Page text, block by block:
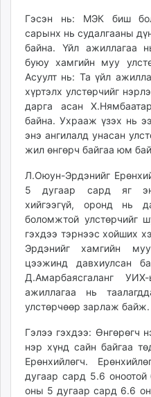
unuudur.mn
isee.mn
mglradio.com
fact.mn
itoim.mn
tumen.mn
shuum.mn
tvmongolia.mn
mass.mn
unegui.mn
assa.mn
toim.mn
tac.mn
paparazzi.mn
unread.today
Гэсэн нь: МЭК биш
сарынх нь судалгааны
байна. Үйл ажиллагаа
буюу хамгийн муу
Асуулт нь: Та үйл
хүртэлх улстөрчийг
дарга асан
байна. Ухрааж үзэх нь
энэ ангилалд унасан
жил өнгөрч байгаа юм
Л.Оюун-Эрдэнийг
5 дугаар сард яг
хийгээгүй, оронд нь
боломжтой улстөрчийг
гэхдээ тэрнээс хойших
Эрдэнийг хамгийн
цээжинд давхиулсан
Д.Амарбаясгаланг
ажиллагаа нь
улстөрчөөр зарлаж байж.
Гэлээ гэхдээ: Өнгөрөгч
нэр хүнд сайн байгаа
Ерөнхийлөгч.
дугаар сард 5.6
оны 5 дугаар сард 6.6